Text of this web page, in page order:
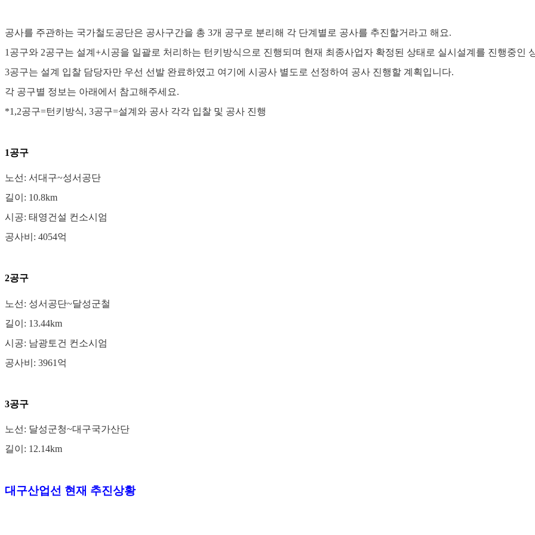
공사를 주관하는 국가철도공단은 공사구간을 총 3개 공구로 분리해 각 단계별로 공사를 추진할거라고 해요.
1공구와 2공구는 설계+시공을 일괄로 처리하는 턴키방식으로 진행되며 현재 최종사업자 확정된 상태로 실시설계를 진행중인
3공구는 설계 입찰 담당자만 우선 선발 완료하였고 여기에 시공사 별도로 선정하여 공사 진행할 계획입니다.
각 공구별 정보는 아래에서 참고해주세요.
*1,2공구=턴키방식, 3공구=설계와 공사 각각 입찰 및 공사 진행
1공구
노선: 서대구~성서공단
길이: 10.8km
시공: 태영건설 컨소시엄
공사비: 4054억
2공구
노선: 성서공단~달성군철
길이: 13.44km
시공: 남광토건 컨소시엄
공사비: 3961억
3공구
노선: 달성군청~대구국가산단
길이: 12.14km
대구산업선 현재 추진상황